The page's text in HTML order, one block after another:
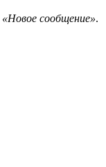
«Новое сообщение».